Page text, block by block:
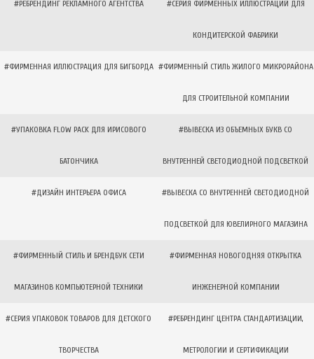
#РЕБРЕНДИНГ РЕКЛАМНОГО АГЕНТСТВА #СЕРИЯ ФИРМЕННЫХ ИЛЛЮСТРАЦИЙ ДЛЯ
КОНДИТЕРСКОЙ ФАБРИКИ
#ФИРМЕННАЯ ИЛЛЮСТРАЦИЯ ДЛЯ БИГБОРДА #ФИРМЕННЫЙ СТИЛЬ ЖИЛОГО МИКРОРАЙОНА
ДЛЯ СТРОИТЕЛЬНОЙ КОМПАНИИ
#УПАКОВКА FLOW PACK ДЛЯ ИРИСОВОГО
БАТОНЧИКА
#ВЫВЕСКА ИЗ ОБЪЕМНЫХ БУКВ СО
ВНУТРЕННЕЙ СВЕТОДИОДНОЙ ПОДСВЕТКОЙ
#ДИЗАЙН ИНТЕРЬЕРА ОФИСА #ВЫВЕСКА СО ВНУТРЕННЕЙ СВЕТОДИОДНОЙ
ПОДСВЕТКОЙ ДЛЯ ЮВЕЛИРНОГО МАГАЗИНА
#ФИРМЕННЫЙ СТИЛЬ И БРЕНДБУК СЕТИ
МАГАЗИНОВ КОМПЬЮТЕРНОЙ ТЕХНИКИ
#ФИРМЕННАЯ НОВОГОДНЯЯ ОТКРЫТКА
ИНЖЕНЕРНОЙ КОМПАНИИ
#СЕРИЯ УПАКОВОК ТОВАРОВ ДЛЯ ДЕТСКОГО
ТВОРЧЕСТВА
#РЕБРЕНДИНГ ЦЕНТРА СТАНДАРТИЗАЦИИ,
МЕТРОЛОГИИ И СЕРТИФИКАЦИИ